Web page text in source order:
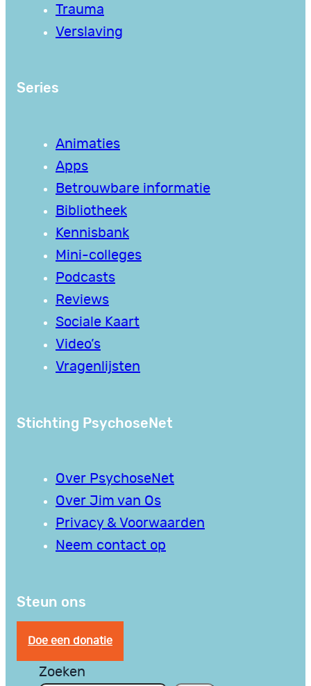
Trauma
Verslaving
Series
Animaties
Apps
Betrouwbare informatie
Bibliotheek
Kennisbank
Mini-colleges
Podcasts
Reviews
Sociale Kaart
Video’s
Vragenlijsten
Stichting PsychoseNet
Over PsychoseNet
Over Jim van Os
Privacy & Voorwaarden
Neem contact op
Steun ons
Doe een donatie
Zoeken